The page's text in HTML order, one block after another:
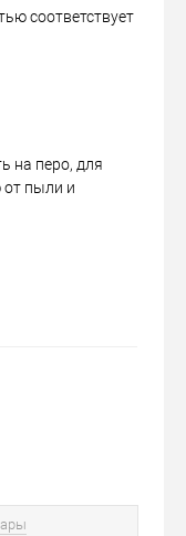
соответствует
на перо, для
от пыли и